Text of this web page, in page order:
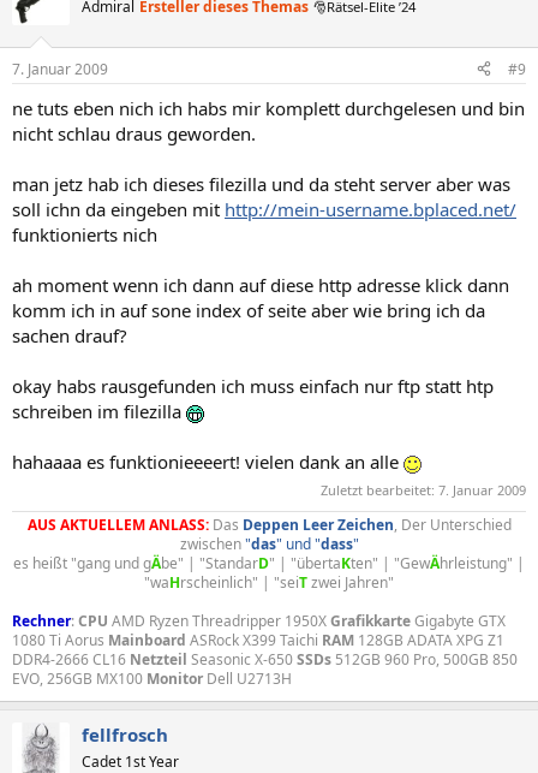
Admiral Ersteller dieses Themas 🎅Rätsel-Elite ’24
7. Januar 2009 #9
ne tuts eben nich ich habs mir komplett durchgelesen und bin
nicht schlau draus geworden.
man jetz hab ich dieses filezilla und da steht server aber was
soll ichn da eingeben mit http://mein-username.bplaced.net/
funktionierts nich
ah moment wenn ich dann auf diese http adresse klick dann
komm ich in auf sone index of seite aber wie bring ich da
sachen drauf?
okay habs rausgefunden ich muss einfach nur ftp statt htp
schreiben im filezilla
hahaaaa es funktionieeeert! vielen dank an alle
Zuletzt bearbeitet: 7. Januar 2009
AUS AKTUELLEM ANLASS:Das Deppen LeerZeichen, Der Unterschied
zwischen"das" und "dass"
es heißt "gang und gÄbe" | "StandarD" | "übertaKten" | "GewÄhrleistung" |
"waHrscheinlich" | "seiTzwei Jahren"​
Rechner:CPU AMD Ryzen Threadripper 1950XGrafikkarteGigabyte GTX
1080 Ti Aorus Mainboard ASRock X399 Taichi RAM 128GB ADATA XPG Z1
DDR4-2666 CL16 Netzteil Seasonic X-650SSDs 512GB 960 Pro, 500GB 850
EVO, 256GB MX100 Monitor Dell U2713H
fellfrosch
Cadet 1st Year